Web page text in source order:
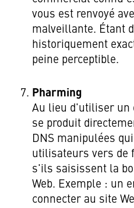
vous est renvoyé
malveillante. Étant
historiquement
peine perceptible.
Pharming
Au lieu d'utiliser un
se produit
DNS manipulées
utilisateurs vers de
s'ils saisissent la
Web. Exemple : un
connecter au site